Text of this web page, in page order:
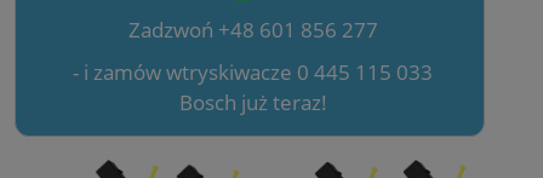
Zadzwoń +48 601 856 277
- i zamów wtryskiwacze 0 445 115 033
Bosch już teraz!